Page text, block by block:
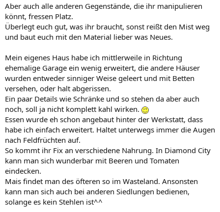
Aber auch alle anderen Gegenstände, die ihr manipulieren
könnt, fressen Platz.
Überlegt euch gut, was ihr braucht, sonst reißt den Mist weg
und baut euch mit den Material lieber was Neues.
Mein eigenes Haus habe ich mittlerweile in Richtung
ehemalige Garage ein wenig erweitert, die andere Häuser
wurden entweder sinniger Weise geleert und mit Betten
versehen, oder halt abgerissen.
Ein paar Details wie Schränke und so stehen da aber auch
noch, soll ja nicht komplett kahl wirken.
Essen wurde eh schon angebaut hinter der Werkstatt, dass
habe ich einfach erweitert. Haltet unterwegs immer die Augen
nach Feldfrüchten auf.
So kommt ihr Fix an verschiedene Nahrung. In Diamond City
kann man sich wunderbar mit Beeren und Tomaten
eindecken.
Mais findet man des öfteren so im Wasteland. Ansonsten
kann man sich auch bei anderen Siedlungen bedienen,
solange es kein Stehlen ist^^